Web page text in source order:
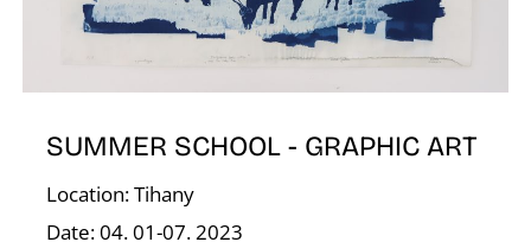
SUMMER SCHOOL - GRAPHIC ART
Location: Tihany
Date: 04. 01-07. 2023